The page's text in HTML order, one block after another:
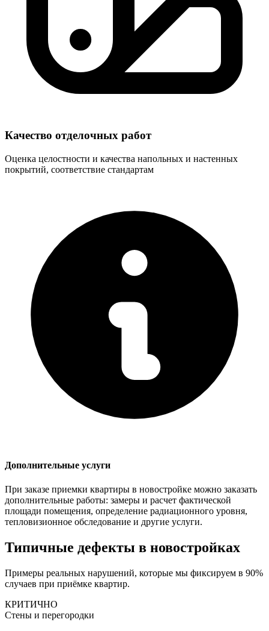
Качество отделочных работ
Оценка целостности и качества напольных и настенных
покрытий, соответствие стандартам
Дополнительные услуги
При заказе приемки квартиры в новостройке можно заказать
дополнительные работы: замеры и расчет фактической
площади помещения, определение радиационного уровня,
тепловизионное обследование и другие услуги.
Типичные дефекты в новостройках
Примеры реальных нарушений, которые мы фиксируем в 90%
случаев при приёмке квартир.
КРИТИЧНО
Стены и перегородки